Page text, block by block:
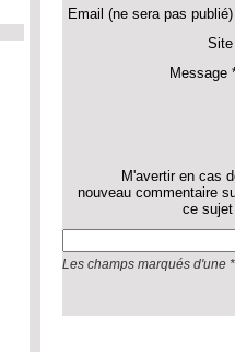
Email (ne sera pas
Message
M'avertir en cas
nouveau commentaire
ce
Les champs marqués d'une